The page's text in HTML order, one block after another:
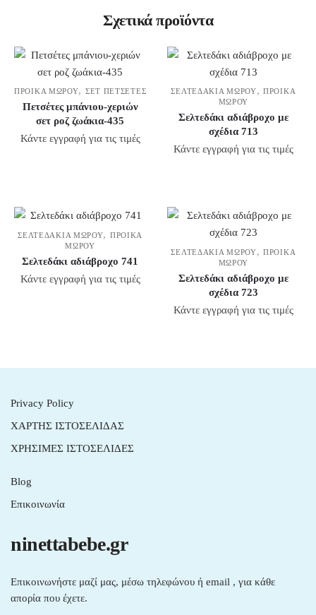
Σχετικά προϊόντα
ΠΡΟΊΚΑ ΜΩΡΟΎ, ΣΕΤ ΠΕΤΣΈΤΕΣ
Πετσέτες μπάνιου-χεριών
σετ ροζ ζωάκια-435
Κάντε εγγραφή για τις τιμές
ΣΕΛΤΕΔΆΚΙΑ ΜΩΡΟΎ,ΠΡΟΊΚΑ
ΜΩΡΟΎ
Σελτεδάκι αδιάβροχο με
σχέδια 713
Κάντε εγγραφή για τις τιμές
ΣΕΛΤΕΔΆΚΙΑ ΜΩΡΟΎ, ΠΡΟΊΚΑ
ΜΩΡΟΎ
Σελτεδάκι αδιάβροχο 741
Κάντε εγγραφή για τις τιμές
ΣΕΛΤΕΔΆΚΙΑ ΜΩΡΟΎ,ΠΡΟΊΚΑ
ΜΩΡΟΎ
Σελτεδάκι αδιάβροχο με
σχέδια 723
Κάντε εγγραφή για τις τιμές
Privacy Policy
ΧΑΡΤΗΣ ΙΣΤΟΣΕΛΙΔΑΣ
ΧΡΗΣΙΜΕΣ ΙΣΤΟΣΕΛΙΔΕΣ
Blog
Επικοινωνία
ninettabebe.gr
Επικοινωνήστε μαζί μας, μέσω τηλεφώνου ή email , για κάθε
απορία που έχετε.